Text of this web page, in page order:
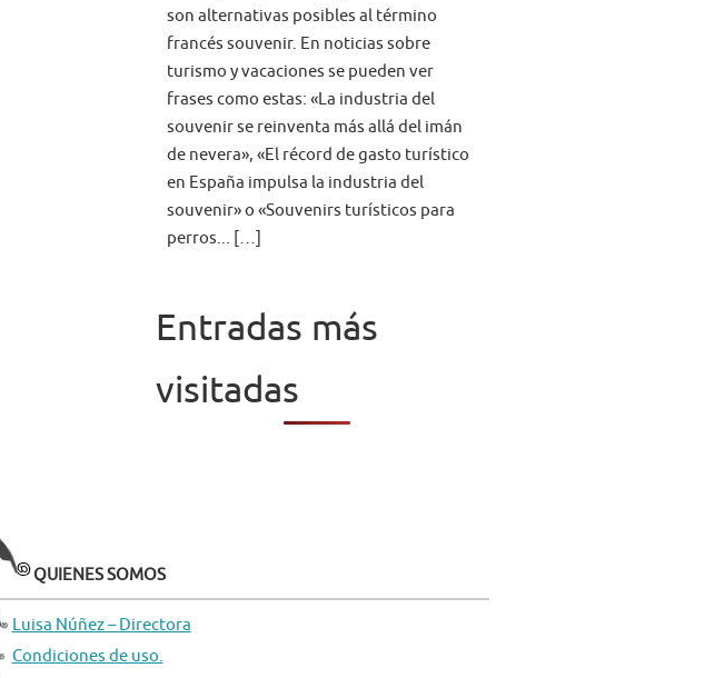
son alternativas posibles al término
francés souvenir. En noticias sobre
turismo y vacaciones se pueden ver
frases como estas: «La industria del
souvenir se reinventa más allá del imán
de nevera», «El récord de gasto turístico
en España impulsa la industria del
souvenir» o «Souvenirs turísticos para
perros... […]
Entradas más
visitadas
QUIENES SOMOS
Luisa Núñez – Directora
Condiciones de uso.